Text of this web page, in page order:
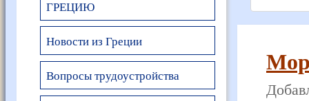
ГРЕЦИЮ
Новости из Греции
Вопросы трудоустройства